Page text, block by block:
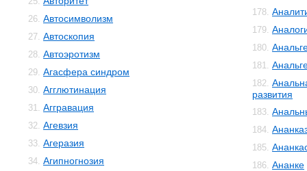
26. Автосимволизм
27. Автоскопия
28. Автоэротизм
29. Агасфера синдром
30. Агглютинация
31. Аггравация
32. Агевзия
33. Агеразия
34. Агипногнозия
178.
179.
180.
181.
182.
развития
183.
184.
185.
186. Ананке